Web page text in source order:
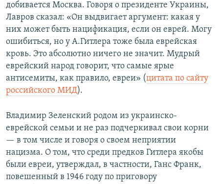
добивается Москва. Говоря о президенте Украины,
Лавров сказал: «Он выдвигает аргумент: какая у
них может быть нацификация, если он еврей. Могу
ошибиться, но у А.Гитлера тоже была еврейская
кровь. Это абсолютно ничего не значит. Мудрый
еврейский народ говорит, что самые ярые
антисемиты, как правило, евреи» (цитата по сайту
российского МИД).
Владимир Зеленский родом из украинско-
еврейской семьи и не раз подчеркивал свои корни
— в том числе и говоря о своем неприятии
нацизма. О том, что среди предков Гитлера якобы
были евреи, утверждал, в частности, Ганс Франк,
повешенный в 1946 году по приговору